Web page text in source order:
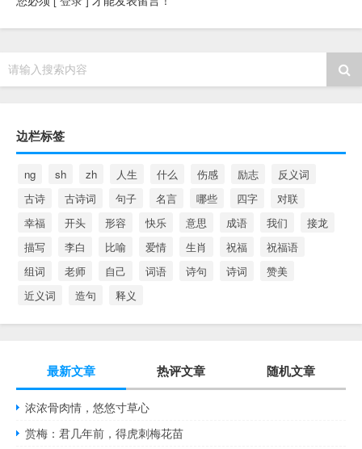
请输入搜索内容
边栏标签
ng sh zh 人生 什么 伤感 励志
反义词
古诗
古诗词 句子 名言 哪些 四字
对联
幸福
开头 形容 快乐 意思 成语 我们
接龙
描写
李白 比喻 爱情 生肖 祝福
祝福语
组词
老师 自己 词语 诗句 诗词
赞美
近义词
造句 释义
最新文章 热评文章 随机文章
浓浓骨肉情，悠悠寸草心
赏梅：君几年前，得虎刺梅花苗